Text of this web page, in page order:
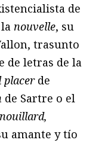
de
nouvelle, su
trasunto
de letras de la
placerde
de Sartre o el
amante y tío